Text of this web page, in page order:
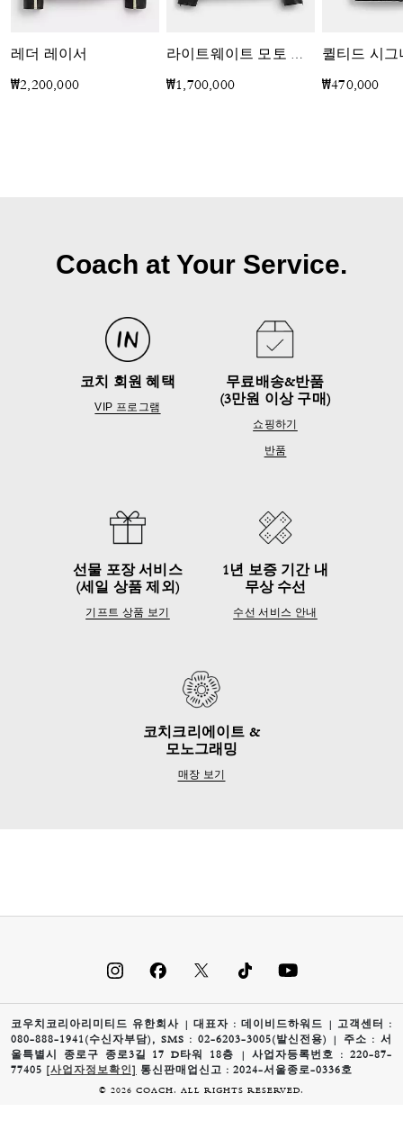
레더 레이서
₩2,200,000
라이트웨이트 모토 재킷
₩1,700,000 ₩470,000
Coach at Your Service.
코치 회원 혜택
VIP 프로그램
무료배송&반품
(3만원 이상 구매)
쇼핑하기
반품
선물 포장 서비스
(세일 상품 제외)
기프트 상품 보기
1년 보증 기간 내
무상 수선
수선 서비스 안내
코치크리에이트 &
모노그래밍
매장 보기
코우치코리아리미티드 유한회사 | 대표자 : 데이비드하워드 | 고객센터 :
080-888-1941(수신자부담), SMS : 02-6203-3005(발신전용) | 주소 : 서
울특별시 종로구 종로3길 17 D타워 18층 | 사업자등록번호 : 220-87-
77405
[사업자정보확인] 통신판매업신고 : 2024-서울종로-0336호
© 2026 COACH. ALL RIGHTS RESERVED.